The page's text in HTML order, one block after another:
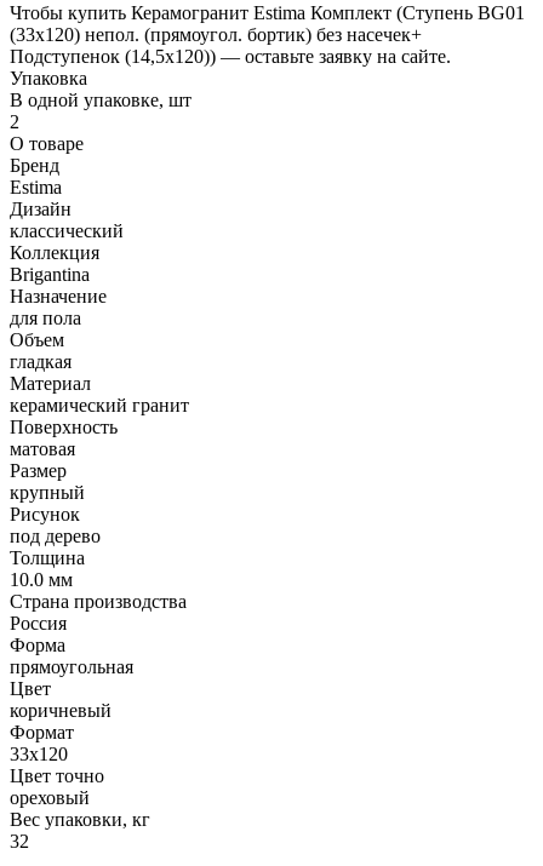
Чтобы купить Керамогранит Estima Комплект (Ступень BG01
(33x120) непол. (прямоугол. бортик) без насечек+
Подступенок (14,5x120)) — оставьте заявку на сайте.
Упаковка
В одной упаковке, шт
2
О товаре
Бренд
Estima
Дизайн
классический
Коллекция
Brigantina
Назначение
для пола
Объем
гладкая
Материал
керамический гранит
Поверхность
матовая
Размер
крупный
Рисунок
под дерево
Толщина
10.0 мм
Страна производства
Россия
Форма
прямоугольная
Цвет
коричневый
Формат
33х120
Цвет точно
ореховый
Вес упаковки, кг
32